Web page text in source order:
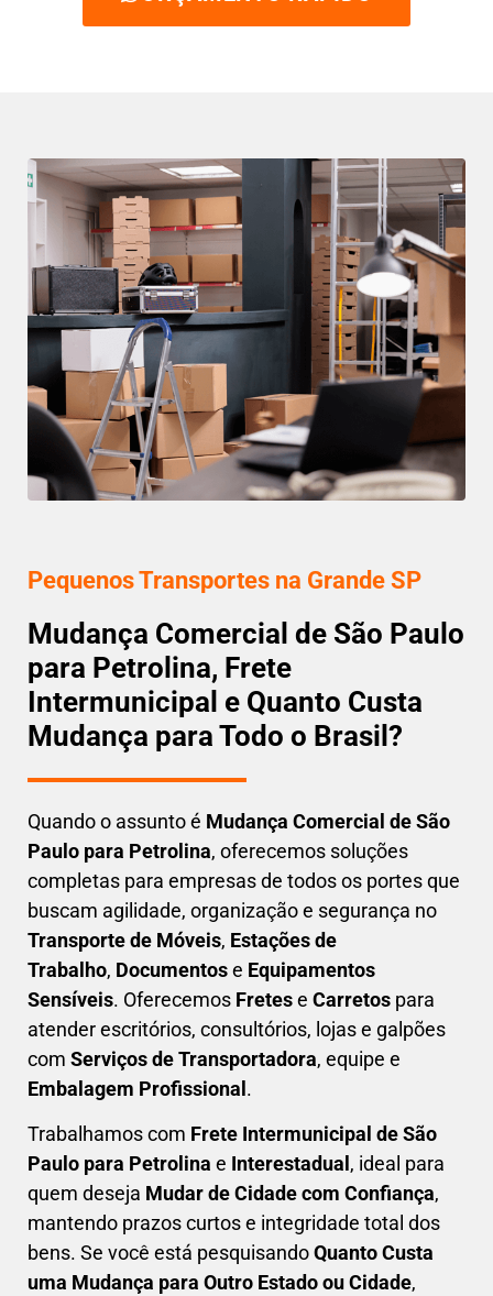
Pequenos Transportes na Grande SP
Mudança Comercial de São Paulo
para Petrolina, Frete
Intermunicipal e Quanto Custa
Mudança para Todo o Brasil?
Quando o assunto é Mudança Comercial de São
Paulo para Petrolina, oferecemos soluções
completas para empresas de todos os portes que
buscam agilidade, organização e segurança no
Transporte de Móveis, Estações de
Trabalho, Documentose Equipamentos
Sensíveis. Oferecemos Fretese Carretos para
atender escritórios, consultórios, lojas e galpões
com Serviços de Transportadora, equipe e
Embalagem Profissional.
Trabalhamos com Frete Intermunicipal de São
Paulo para Petrolina e Interestadual , ideal para
quem deseja Mudar de Cidade com Confiança,
mantendo prazos curtos e integridade total dos
bens. Se você está pesquisandoQuanto Custa
uma Mudança para Outro Estado ou Cidade,